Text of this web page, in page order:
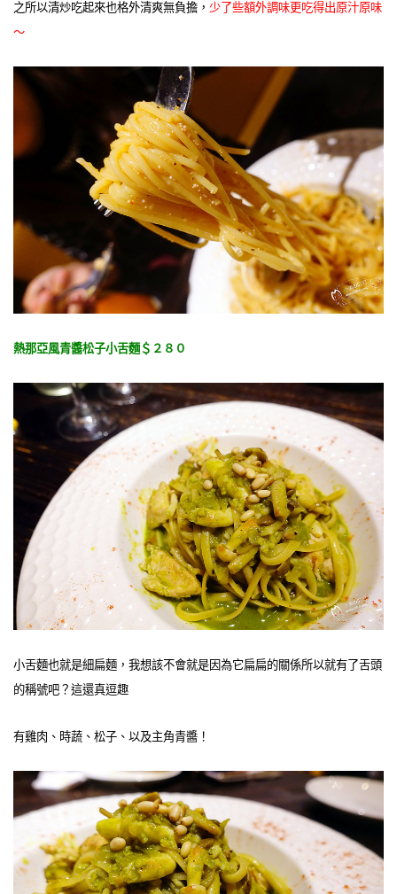
之所以清炒吃起來也格外清爽無負擔， 少了些額外調味更吃得出原汁原味
～
熱那亞風青醬松子小舌麵＄２８０
小舌麵也就是細扁麵，我想該不會就是因為它扁扁的關係所以就有了舌頭
的稱號吧？這還真逗趣
有雞肉、時蔬、松子、以及主角青醬！